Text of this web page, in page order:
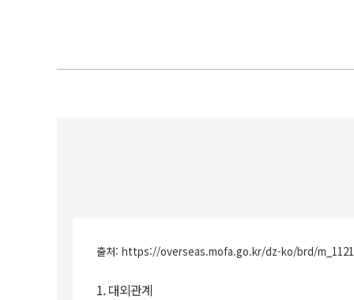
출처: https://overseas.mofa.go.kr/dz-ko/brd/
1. 대외관계